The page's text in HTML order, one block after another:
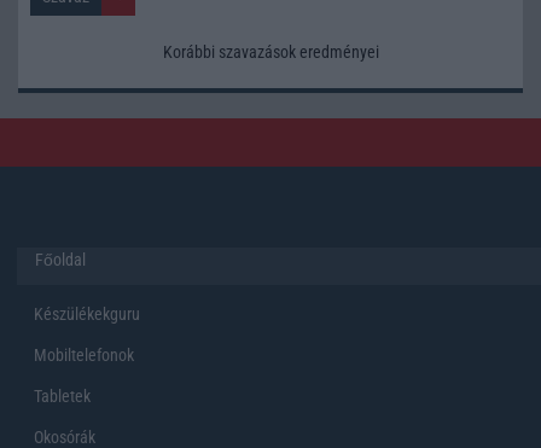
Korábbi szavazások eredményei
Főoldal
Készülékekguru
Mobiltelefonok
Tabletek
Okosórák